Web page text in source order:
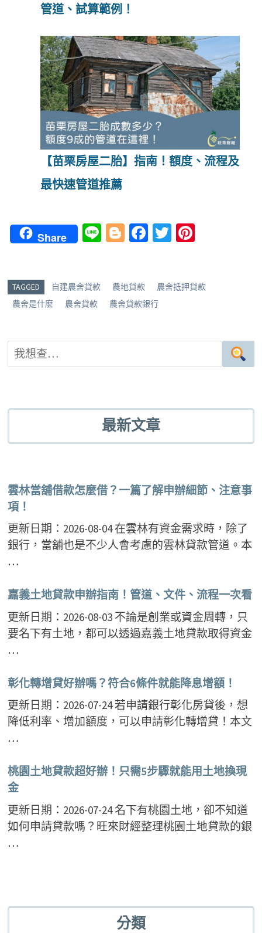
管道、試算範例！
【苗栗房屋二胎】指南！額度、流程及
最快速管道推薦
Share
Li Bl
g
er
Fa
o
o
T
er es
TAGGED 自建農舍貸款 農地貸款
農舍抵押貸款
農舍是什麼
農舍貸款 農舍貸款銀行
最新文章
雲林當舖借款怎麼借？一篇了解申辦細節、注意事
項！
更新日期：2026-08-04 在雲林有資金需求時，除了
銀行，當舖也是不少人會考慮的雲林貸款管道。本
…
嘉義土地貸款申辦指南！管道、文件、流程一次看
更新日期：2026-08-03 不論是創業或資金周轉，只
要名下有土地，都可以透過嘉義土地貸款取得資金
…
彰化轉增貸好辦嗎？符合6條件就能降息增額！
更新日期：2026-07-24 若申請銀行彰化房貸後，想
降低利率、增加額度，可以申請彰化轉增貸！本文
…
桃園土地貸款超好辦！只需5步驟就能用土地換現
金
更新日期：2026-07-24 名下有桃園土地，卻不知道
如何申請貸款嗎？旺來財經整理桃園土地貸款的銀
…
分類